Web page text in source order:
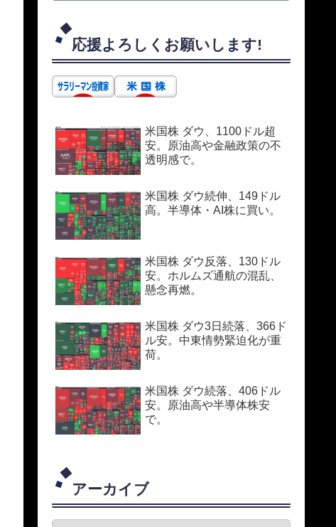
応援よろしくお願いします!
米国株 ダウ、1100ドル超
安。原油高や金融政策の不
透明感で。
米国株 ダウ続伸、149ドル
高。半導体・AI株に買い。
米国株 ダウ反落、130ドル
安。ホルムズ通航の混乱、
懸念再燃。
米国株 ダウ3日続落、366ド
ル安。中東情勢緊迫化が重
荷。
米国株 ダウ続落、406ドル
安。原油高や半導体株安
で。
アーカイブ